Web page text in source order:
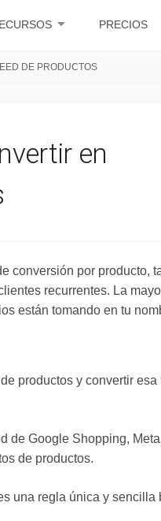
arrow_drop_down PRECIOS
DE PRODUCTOS
en
conversión por producto,
recurrentes. La
están tomando en tu
productos y convertir esa
de Google Shopping,
de productos.
una regla única y sencilla